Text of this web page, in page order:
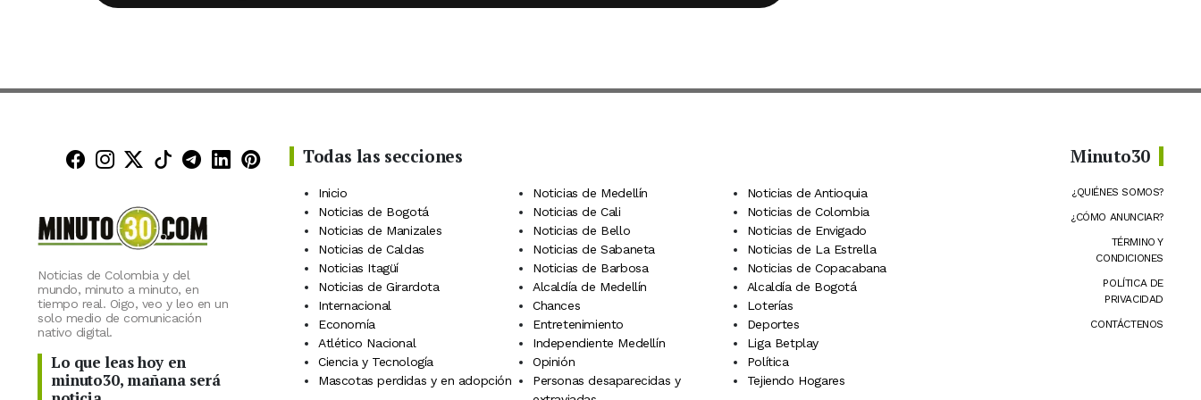
Minuto30 en Facebook
Minuto30 en Instagram
Minuto30 en X (Twitter)
Minuto30 en TikTok
Canal de Minuto30 en Telegram
Minuto30 en LinkedIn
Minuto30 en Pinterest
Noticias de Colombia y del
mundo, minuto a minuto, en
tiempo real. Oigo, veo y leo en un
solo medio de comunicación
nativo digital.
Lo que leas hoy en
minuto30, mañana será
Todas las secciones
Inicio Noticias de Medellín
Noticias de Antioquia
Noticias de Bogotá
Noticias de Cali
Noticias de Colombia
Noticias de Manizales
Noticias de Bello
Noticias de Envigado
Noticias de Caldas
Noticias de Sabaneta
Noticias de La Estrella
Noticias Itagüí
Noticias de Barbosa
Noticias de Copacabana
Noticias de Girardota
Alcaldía de Medellín
Alcaldía de Bogotá
Internacional
Chances
Loterías
Economía
Entretenimiento
Deportes
Atlético Nacional
Independiente Medellín
Liga Betplay
Ciencia y Tecnología
Opinión
Política
Mascotas perdidas y en adopción
Personas desaparecidas y
Tejiendo Hogares
Minuto30
¿QUIÉNES SOMOS?
¿CÓMO ANUNCIAR?
TÉRMINO Y
CONDICIONES
POLÍTICA DE
PRIVACIDAD
CONTÁCTENOS